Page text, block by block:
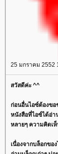
25 มกราคม 2552
สวัสดีค่ะ ^^
ก่อนอื่นไอซ์ต้องขอ
หนังสือที่ไอซ์ได้อ่า
หลายๆ ความคิดเ
เนื่องจากบล็อกขอ